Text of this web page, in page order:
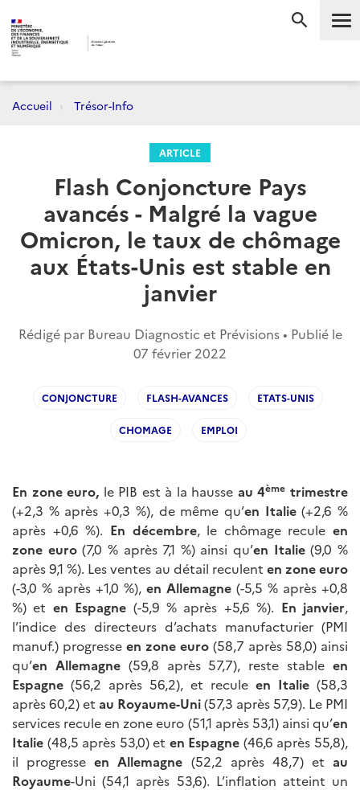
Accueil Trésor-Info
ARTICLE
Flash Conjoncture Pays
avancés - Malgré la vague
Omicron, le taux de chômage
aux États-Unis est stable en
janvier
Rédigé par Bureau Diagnostic et Prévisions • Publié le
07 février 2022
CONJONCTURE FLASH-AVANCES ETATS-UNIS
CHOMAGE EMPLOI
En zone euro, le PIB est à la hausse au 4ème trimestre
(+2,3 % après +0,3 %), de même qu’en Italie(+2,6 %
après +0,6 %). En décembre, le chômage recule en
zone euro(7,0 % après 7,1 %) ainsi qu’en Italie(9,0 %
après 9,1 %). Les ventes au détail reculent en zone euro
(-3,0 % après +1,0 %), en Allemagne (-5,5 % après +0,8
%) et en Espagne (-5,9 % après +5,6 %). En janvier,
l’indice des directeurs d’achats manufacturier (PMI
manuf.) progresse en zone euro (58,7 après 58,0) ainsi
qu’en Allemagne(59,8 après 57,7), reste stableen
Espagne (56,2 après 56,2), et recule en Italie (58,3
après 60,2) et au Royaume-Uni(57,3 après 57,9). Le PMI
services recule en zone euro (51,1 après 53,1) ainsi qu’en
Italie (48,5 après 53,0) et en Espagne (46,6 après 55,8),
il progresseen Allemagne (52,2 après 48,7) et au
Royaume-Uni (54,1 après 53,6). L’inflation atteint un